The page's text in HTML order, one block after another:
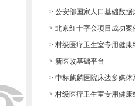
> 公安部国家人口基础数
> 北京红十字会项目成功案
> 村级医疗卫生室专用健康
> 新医改基础平台
> 中标麒麟医院床边多媒体
> 村级医疗卫生室专用健康